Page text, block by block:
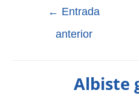
← Entrada
anterior
Albiste